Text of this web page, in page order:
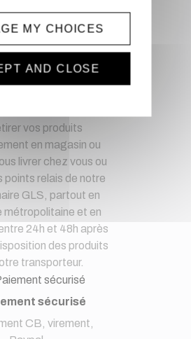
toute confiance
à votre service depuis 20 ans.
vos produits
en magasin ou
livrer chez vous ou
points relais de notre
GLS, partout en
métropolitaine et en
24h et 48h après
des produits
transporteur.
sécurisé
CB, virement,
MY CHOICES
AND CLOSE